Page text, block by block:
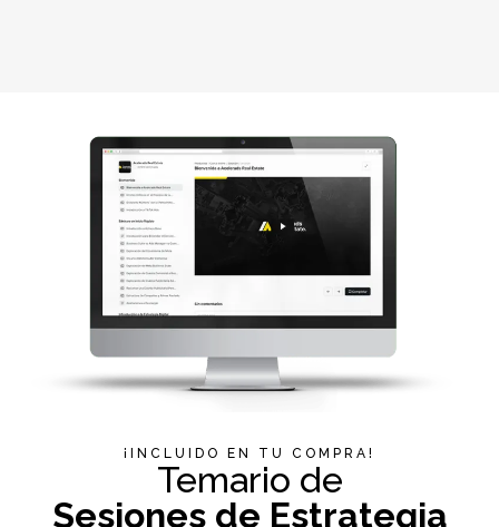
¡INCLUIDO EN TU COMPRA!
Temario de
Sesiones de Estrategia